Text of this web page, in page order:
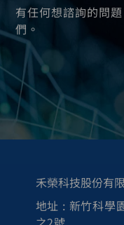
有任何想諮詢的問
們。
禾榮科技股份有
地址 : 新竹科學